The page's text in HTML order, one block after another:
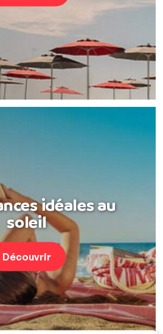
idéales au
soleil
Découvrir